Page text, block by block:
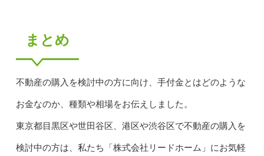
まとめ
不動産の購入を検討中の方に向け、手付金とはどのような
お金なのか、種類や相場をお伝えしました。
東京都目黒区や世田谷区、港区や渋谷区で不動産の購入を
検討中の方は、私たち「株式会社リードホーム」にお気軽